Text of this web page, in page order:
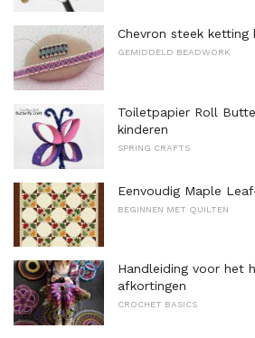
Chevron steek
GEMIDDELD BEADWORK
Toiletpapier Roll
kinderen
SPRING CRAFTS
Eenvoudig Maple
BEGINNEN MET QUILTEN
Handleiding voor het
afkortingen
CROCHET BASICS